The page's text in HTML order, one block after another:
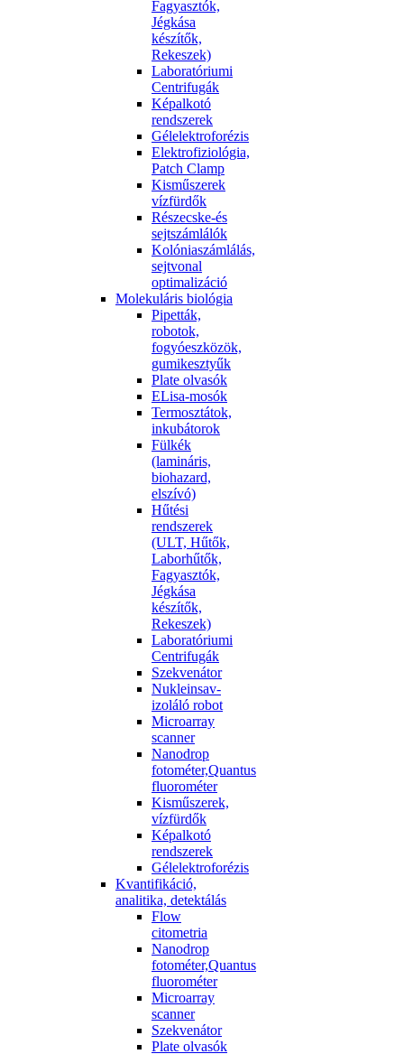
Fagyasztók,
Jégkása
készítők,
Rekeszek)
Laboratóriumi
Centrifugák
Képalkotó
rendszerek
Gélelektroforézis
Elektrofiziológia,
Patch Clamp
Kisműszerek
vízfürdők
Részecske-és
sejtszámlálók
Kolóniaszámlálás,
sejtvonal
optimalizáció
Molekuláris biológia
Pipetták,
robotok,
fogyóeszközök,
gumikesztyűk
Plate olvasók
ELisa-mosók
Termosztátok,
inkubátorok
Fülkék
(lamináris,
biohazard,
elszívó)
Hűtési
rendszerek
(ULT, Hűtők,
Laborhűtők,
Fagyasztók,
Jégkása
készítők,
Rekeszek)
Laboratóriumi
Centrifugák
Szekvenátor
Nukleinsav-
izoláló robot
Microarray
scanner
Nanodrop
fotométer,Quantus
fluorométer
Kisműszerek,
vízfürdők
Képalkotó
rendszerek
Gélelektroforézis
Kvantifikáció,
analitika, detektálás
Flow
citometria
Nanodrop
fotométer,Quantus
fluorométer
Microarray
scanner
Szekvenátor
Plate olvasók